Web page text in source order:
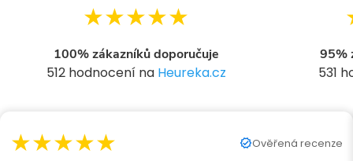
★★★★★
100% zákazníků doporučuje
512 hodnocení na Heureka.cz
95%
531
★★★★★ Ověřená recenze